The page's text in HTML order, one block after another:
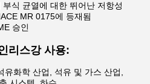
식 균열에 대한 뛰어난 저항성
MR 0175에 등재됨
승인
리스강 사용:
화학 산업, 석유 및 가스 산업,